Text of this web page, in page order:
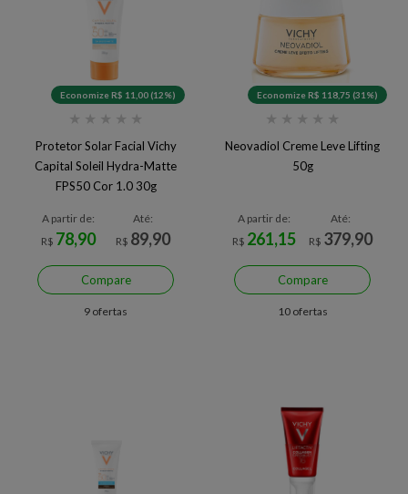
Economize R$ 11,00 (12%)
★ ★ ★ ★ ★
Protetor Solar Facial Vichy
Capital Soleil Hydra-Matte
FPS50 Cor 1.0 30g
A partir de:
R$ 78,90
Até:
R$ 89,90
Compare
9 ofertas
Economize R$ 118,75 (31%)
★ ★ ★ ★ ★
Neovadiol Creme Leve Lifting
50g
A partir de:
R$ 261,15
Até:
R$ 379,90
Compare
10 ofertas